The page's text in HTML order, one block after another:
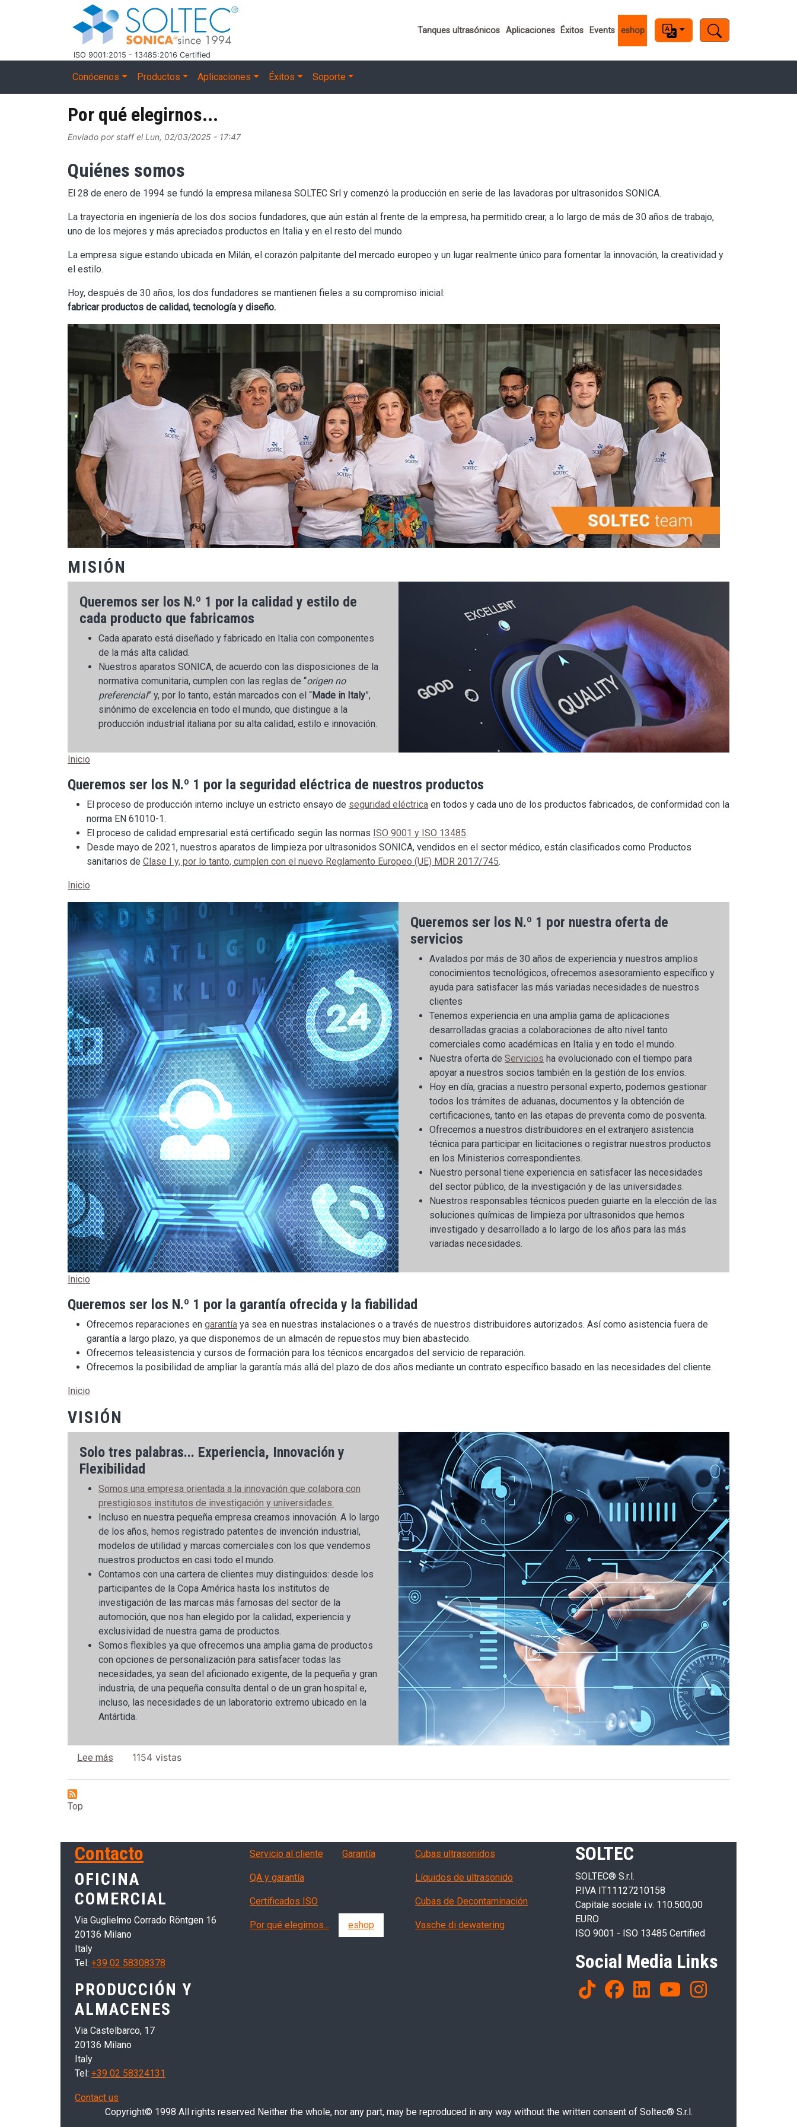
Pasar al contenido principal
ISO 9001:2015 - 13485:2016 Certified
Important links
Tanques ultrasónicos Aplicaciones Éxitos Events eshop
Main navigation
Conócenos Productos Aplicaciones Éxitos Soporte
Por qué elegirnos...
Enviado porstaffelLun, 02/03/2025 - 17:47
Quiénes somos
El 28 de enero de 1994 se fundó la empresa milanesa SOLTEC Srl y comenzó la producción en serie de las lavadoras por ultrasonidos SONICA.
La trayectoria en ingeniería de los dos socios fundadores, que aún están al frente de la empresa, ha permitido crear, a lo largo de más de 30 años de trabajo,
uno de los mejores y más apreciados productos en Italia y en el resto del mundo.
La empresa sigue estando ubicada en Milán, el corazón palpitante del mercado europeo y un lugar realmente único para fomentar la innovación, la creatividad y
el estilo.
Hoy, después de 30 años, los dos fundadores se mantienen fieles a su compromiso inicial:
fabricar productos de calidad, tecnología y diseño.
Image
MISIÓN
Queremos ser los N.º 1 por la calidad y estilo de
cada producto que fabricamos
Cada aparato está diseñado y fabricado en Italia con componentes
de la más alta calidad.
Nuestros aparatos SONICA, de acuerdo con las disposiciones de la
normativa comunitaria, cumplen con las reglas de “origen no
preferencial” y, por lo tanto, están marcados con el “Made in Italy”,
sinónimo de excelencia en todo el mundo, que distingue a la
producción industrial italiana por su alta calidad, estilo e innovación.
Inicio
Queremos ser los N.º 1 por la seguridad eléctrica de nuestros productos
El proceso de producción interno incluye un estricto ensayo de seguridad eléctrica en todos y cada uno de los productos fabricados, de conformidad con la
norma EN 61010-1.
El proceso de calidad empresarial está certificado según las normas ISO 9001 y ISO 13485.
Desde mayo de 2021, nuestros aparatos de limpieza por ultrasonidos SONICA, vendidos en el sector médico, están clasificados como Productos
sanitarios de Clase I y, por lo tanto, cumplen con el nuevo Reglamento Europeo (UE) MDR 2017/745.
Inicio
Queremos ser los N.º 1 por nuestra oferta de
servicios
Avalados por más de 30 años de experiencia y nuestros amplios
conocimientos tecnológicos, ofrecemos asesoramiento específico y
ayuda para satisfacer las más variadas necesidades de nuestros
clientes
Tenemos experiencia en una amplia gama de aplicaciones
desarrolladas gracias a colaboraciones de alto nivel tanto
comerciales como académicas en Italia y en todo el mundo.
Nuestra oferta de Servicios ha evolucionado con el tiempo para
apoyar a nuestros socios también en la gestión de los envíos.
Hoy en día, gracias a nuestro personal experto, podemos gestionar
todos los trámites de aduanas, documentos y la obtención de
certificaciones, tanto en las etapas de preventa como de posventa.
Ofrecemos a nuestros distribuidores en el extranjero asistencia
técnica para participar en licitaciones o registrar nuestros productos
en los Ministerios correspondientes.
Nuestro personal tiene experiencia en satisfacer las necesidades
del sector público, de la investigación y de las universidades.
Nuestros responsables técnicos pueden guiarte en la elección de las
soluciones químicas de limpieza por ultrasonidos que hemos
investigado y desarrollado a lo largo de los años para las más
variadas necesidades.
Inicio
Queremos ser los N.º 1 por la garantía ofrecida y la fiabilidad
Ofrecemos reparaciones en garantía ya sea en nuestras instalaciones o a través de nuestros distribuidores autorizados. Así como asistencia fuera de
garantía a largo plazo, ya que disponemos de un almacén de repuestos muy bien abastecido.
Ofrecemos teleasistencia y cursos de formación para los técnicos encargados del servicio de reparación.
Ofrecemos la posibilidad de ampliar la garantía más allá del plazo de dos años mediante un contrato específico basado en las necesidades del cliente.
Inicio
VISIÓN
Solo tres palabras... Experiencia, Innovación y
Flexibilidad
Somos una empresa orientada a la innovación que colabora con
prestigiosos institutos de investigación y universidades.
Incluso en nuestra pequeña empresa creamos innovación. A lo largo
de los años, hemos registrado patentes de invención industrial,
modelos de utilidad y marcas comerciales con los que vendemos
nuestros productos en casi todo el mundo.
Contamos con una cartera de clientes muy distinguidos: desde los
participantes de la Copa América hasta los institutos de
investigación de las marcas más famosas del sector de la
automoción, que nos han elegido por la calidad, experiencia y
exclusividad de nuestra gama de productos.
Somos flexibles ya que ofrecemos una amplia gama de productos
con opciones de personalización para satisfacer todas las
necesidades, ya sean del aficionado exigente, de la pequeña y gran
industria, de una pequeña consulta dental o de un gran hospital e,
incluso, las necesidades de un laboratorio extremo ubicado en la
Antártida.
Lee más sobre Por qué elegirnos...
1154 vistas
Top
SOLTEC
SOLTEC® S.r.l.
P.IVA IT11127210158
Capitale sociale i.v. 110.500,00
EURO
ISO 9001 - ISO 13485 Certified
Social Media Links
Products
Cubas ultrasonidos
Líquidos de ultrasonido
Cubas de Decontaminación
Vasche di dewatering
Servizi, garanzia, QA
Servicio al cliente Garantía
QA y garantía
Certificados ISO
Por qué elegirnos... eshop
Contacto
OFICINA
COMERCIAL
Via Guglielmo Corrado Röntgen 16
20136 Milano
Italy
Tel: +39 02 58308378
PRODUCCIÓN Y
ALMACENES
Via Castelbarco, 17
20136 Milano
Italy
Tel: +39 02 58324131
Contact us
Copyright© 1998 All rights reserved Neither the whole, nor any part, may be reproduced in any way without the written consent of Soltec® S.r.l.